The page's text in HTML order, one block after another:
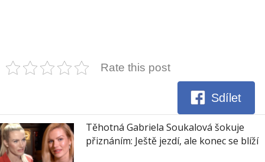
Rate this post
Sdílet
Těhotná Gabriela Soukalová šokuje
přiznáním: Ještě jezdí, ale konec se blíží